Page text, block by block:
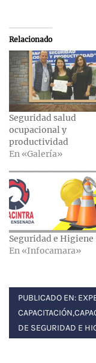
Relacionado
Seguridad salud
ocupacional y
productividad
En «Galería»
Seguridad e Higiene
En «Infocamara»
PUBLICADO EN:
CAPACITACIÓN,
DE SEGURIDAD E